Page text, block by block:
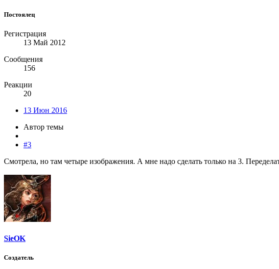
Постоялец
Регистрация
13 Май 2012
Сообщения
156
Реакции
20
13 Июн 2016
Автор темы
#3
Смотрела, но там четыре изображения. А мне надо сделать только на 3.
SieOK
Создатель